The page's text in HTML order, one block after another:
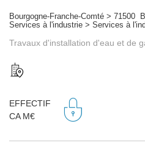
Bourgogne-Franche-Comté > 71500
Services à l'industrie > Services à
Travaux d'installation d'eau et de
EFFECTIF
CA M€